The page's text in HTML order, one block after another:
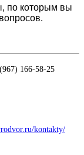
по которым вы
166-58-25
kontakty/